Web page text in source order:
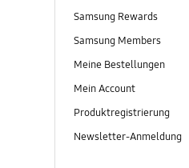
Samsung Rewards
Samsung Members
Meine Bestellungen
Mein Account
Produktregistrierung
Newsletter-Anmeldung